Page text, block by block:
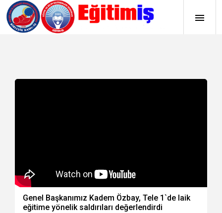
Genel Başkanımız Kadem Özbay, Tele 1`de laik
eğitime yönelik saldırıları değerlendirdi